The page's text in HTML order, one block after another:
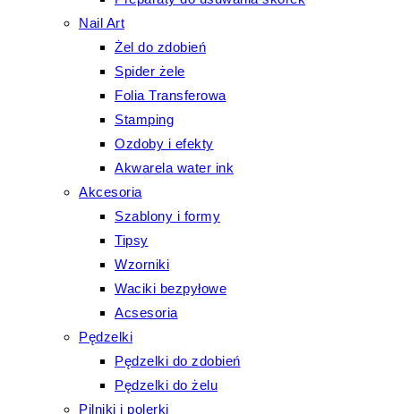
Nail Art
Żel do zdobień
Spider żele
Folia Transferowa
Stamping
Ozdoby i efekty
Akwarela water ink
Akcesoria
Szablony i formy
Tipsy
Wzorniki
Waciki bezpyłowe
Acsesoria
Pędzelki
Pędzelki do zdobień
Pędzelki do żelu
Pilniki i polerki